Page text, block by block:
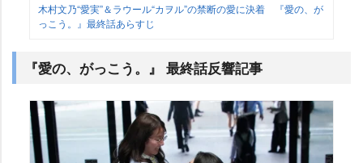
木村文乃“愛実”＆ラウール“カヲル”の禁断の愛に決着 『愛の、が
っこう。』最終話あらすじ
『愛の、がっこう。』 最終話反響記事